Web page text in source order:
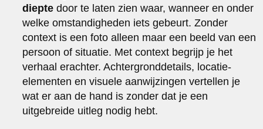
diepte door te laten zien waar, wanneer en onder
welke omstandigheden iets gebeurt. Zonder
context is een foto alleen maar een beeld van een
persoon of situatie. Met context begrijp je het
verhaal erachter. Achtergronddetails, locatie-
elementen en visuele aanwijzingen vertellen je
wat er aan de hand is zonder dat je een
uitgebreide uitleg nodig hebt.